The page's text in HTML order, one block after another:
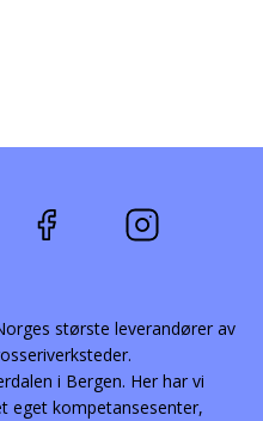
største leverandører av
i Bergen. Her har vi
eget kompetansesenter,